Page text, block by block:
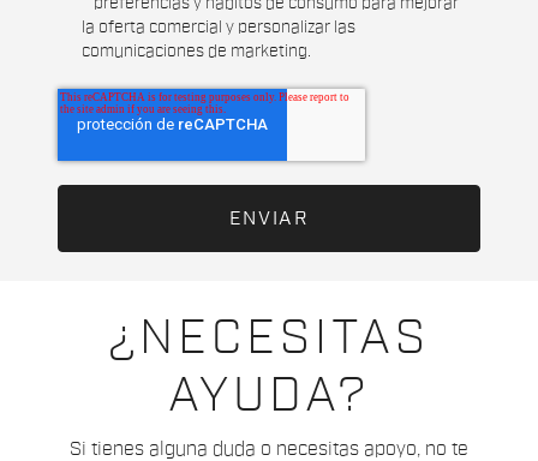
¿NECESITAS
AYUDA?
Si tienes alguna duda o necesitas apoyo, no te
preferencias y hábitos de consumo para mejorar
la oferta comercial y personalizar las
comunicaciones de marketing.